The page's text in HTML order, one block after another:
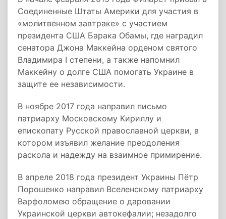
Соединенные Штаты Америки для участия в
«молитвенном завтраке» с участием
президента США Барака Обамы, где наградил
сенатора Джона Маккейна орденом святого
Владимира I степени, а также напомнил
Маккейну о долге США помогать Украине в
защите ее независимости.
В ноябре 2017 года направил письмо
патриарху Московскому Кириллу и
епископату Русской православной церкви, в
котором изъявил желание преодоления
раскола и надежду на взаимное примирение.
В апреле 2018 года президент Украины Пётр
Порошенко направил Вселенскому патриарху
Варфоломею обращение о даровании
Украинской церкви автокефалии; незадолго